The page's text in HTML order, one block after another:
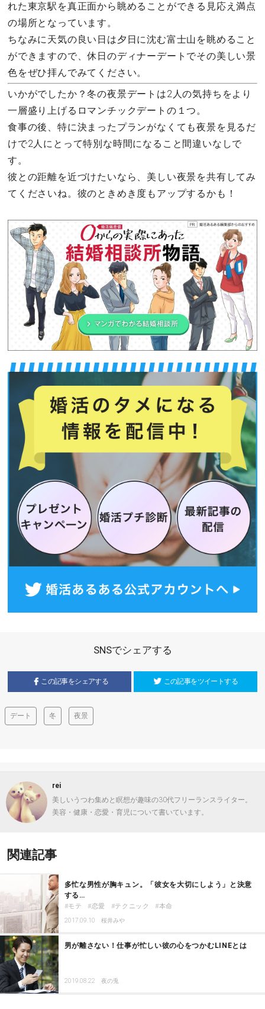
れた東京駅を真正面から眺めることができる見応え満点
の場所となっています。
ちなみに天気の良い日は夕日に沈む富士山を眺めること
ができますので、休日のディナーデートでその美しい景
色をぜひ拝んでみてください。
いかがでしたか？冬の夜景デートは2人の気持ちをより
一層盛り上げるロマンチックデートの１つ。
食事の後、特に決まったプランがなくても夜景を見るだ
けで2人にとって特別な時間になること間違いなしで
す。
彼との距離を近づけたいなら、美しい夜景を共有してみ
てくださいね。彼のときめき度もアップするかも！
SNSでシェアする
この記事をシェアする この記事をツイートする
デート 冬 夜景
rei
美しいうつわ集めと瞑想が趣味の30代フリーランスライター。
美容・健康・恋愛・育児について書いています。
関連記事
多忙な男性が胸キュン。「彼女を大切にしよう」と決意
する…
モテ 恋愛 テクニック 本命
2017.09.10 桜井みや
男が離さない！仕事が忙しい彼の心をつかむLINEとは
2019.08.22 夜の兎